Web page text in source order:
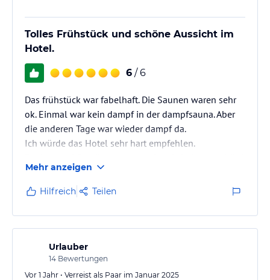
Tolles Frühstück und schöne Aussicht im
Hotel.
6 / 6
Das frühstück war fabelhaft. Die Saunen waren sehr
ok. Einmal war kein dampf in der dampfsauna. Aber
die anderen Tage war wieder dampf da.
Ich würde das Hotel sehr hart empfehlen.
( ist auch an einem coolem platz, ist halt ne schöne
Aussicht.🥰😊
Mehr anzeigen
Hilfreich Teilen
Urlauber
14 Bewertungen
Vor 1 Jahr • Verreist als Paar im Januar 2025